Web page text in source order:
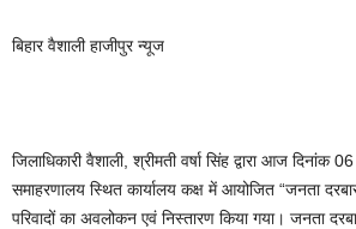
बिहार वैशाली हाजीपुर न्यूज
जिलाधिकारी वैशाली, श्रीमती वर्षा सिंह द्वारा आज दिनांक
समाहरणालय स्थित कार्यालय कक्ष में आयोजित “जनता
परिवादों का अवलोकन एवं निस्तारण किया गया। जनता